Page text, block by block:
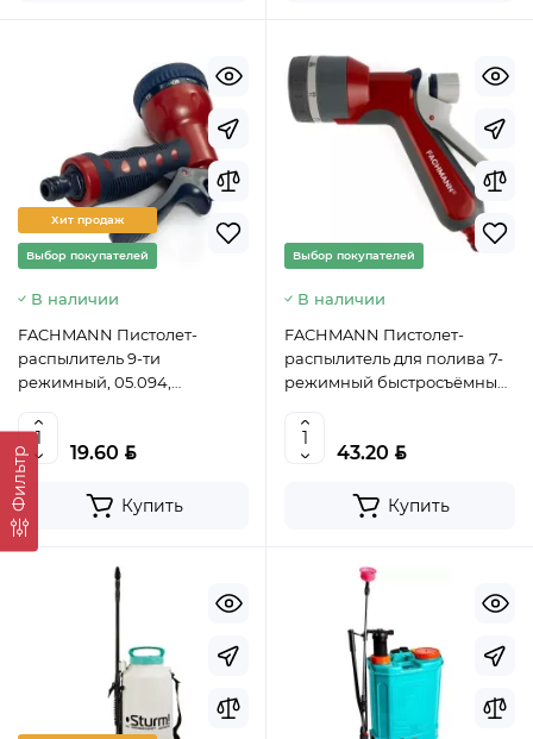
Фильтр
Хит продаж
Выбор покупателей
В наличии
FACHMANN Пистолет-
распылитель 9-ти
режимный, 05.094,
19.60 BYN
Купить
Выбор покупателей
В наличии
FACHMANN Пистолет-
распылитель для полива 7-
режимный быстросъёмный
Experte, 05.156,
4657815810124 9CN)
43.20 BYN
Купить